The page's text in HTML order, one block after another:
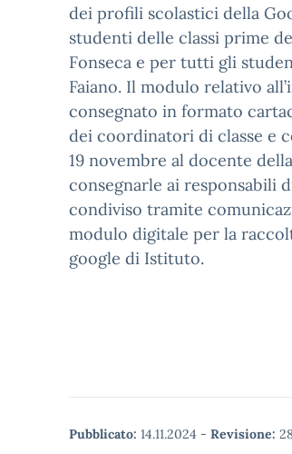
dei profili scolastici della
studenti delle classi prime
Fonseca e per tutti gli
Faiano. Il modulo relativo
consegnato in formato
dei coordinatori di classe e
19 novembre al docente
consegnarle ai responsabili
condiviso tramite
modulo digitale per la
google di Istituto.
Pubblicato: 14.11.2024 - Revisione: